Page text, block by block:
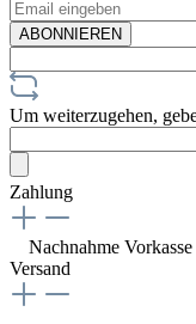
ABONNIEREN
Um weiterzugehen,
Zahlung
Nachnahme Vorkasse
Versand